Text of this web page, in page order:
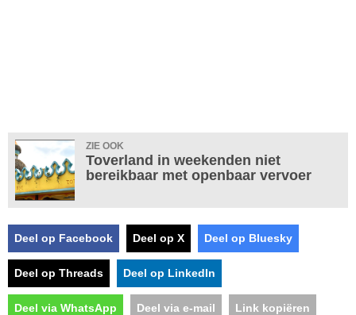
ZIE OOK
Toverland in weekenden niet
bereikbaar met openbaar vervoer
Deel op Facebook Deel op X Deel op Bluesky
Deel op Threads Deel op LinkedIn
Deel via WhatsApp Deel via e-mail Link kopiëren